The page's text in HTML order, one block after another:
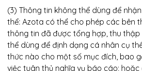
(3) Thông tin không thể dùng để
thể: Azota có thể cho phép các bên
thông tin đã được tổng hợp, thu
thể dùng để định dạng cá nhân cụ
thức nào cho một số mục đích, bao
việc tuân thủ nghĩa vụ báo cáo;